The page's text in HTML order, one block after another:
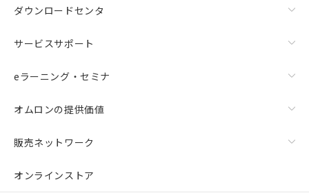
ダウンロードセンタ
サービスサポート
eラーニング・セミナ
オムロンの提供価値
販売ネットワーク
オンラインストア